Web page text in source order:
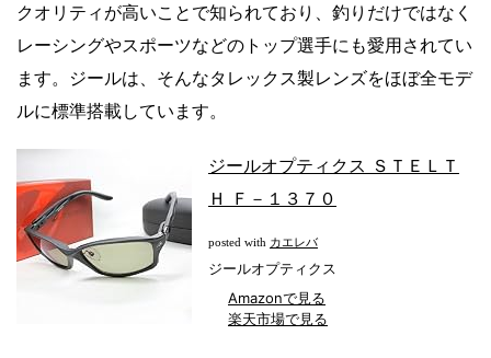
クオリティが高いことで知られており、釣りだけではなく
レーシングやスポーツなどのトップ選手にも愛用されてい
ます。ジールは、そんなタレックス製レンズをほぼ全モデ
ルに標準搭載しています。
ジールオプティクス ＳＴＥＬＴ
Ｈ Ｆ－１３７０
posted with カエレバ
ジールオプティクス
Amazonで見る
楽天市場で見る